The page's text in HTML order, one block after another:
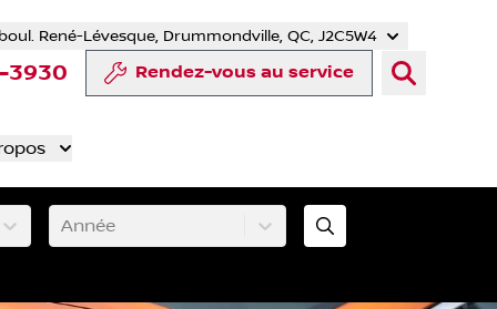
Rendez-vous au service
3930
TiktokLinkedIn
compte Instagram
René-Lévesque, Drummondville, QC, J2C5W4
Année